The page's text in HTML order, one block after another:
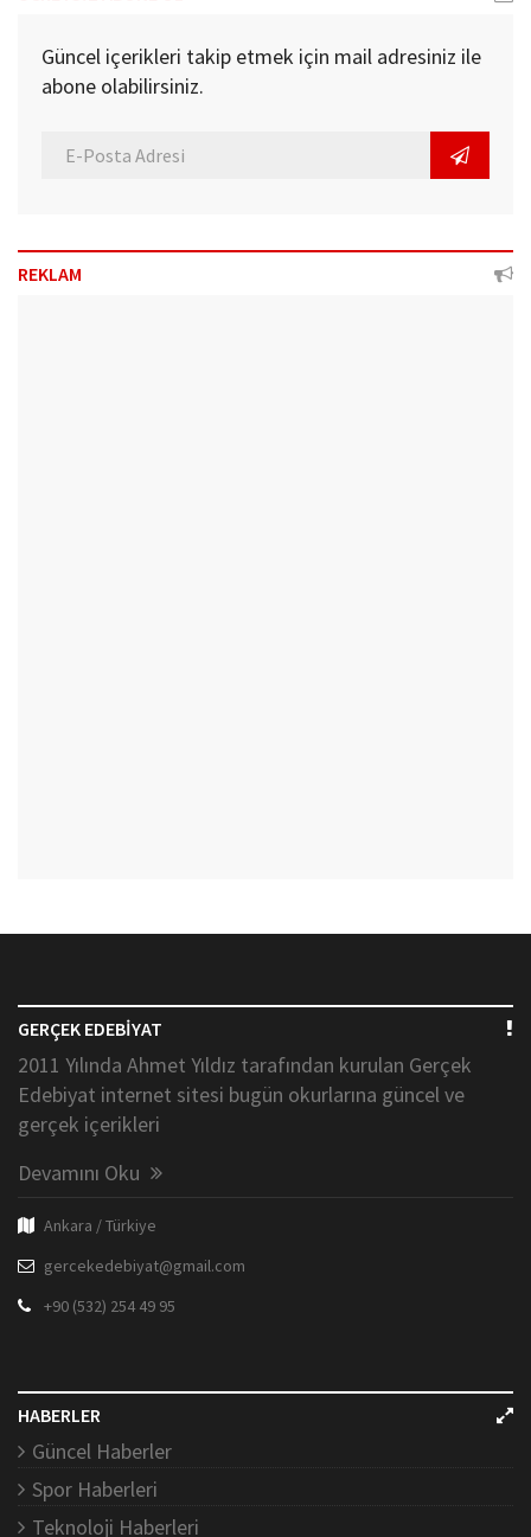
Güncel içerikleri takip etmek için mail adresiniz ile
abone olabilirsiniz.
REKLAM
GERÇEK EDEBİYAT
2011 Yılında Ahmet Yıldız tarafından kurulan Gerçek
Edebiyat internet sitesi bugün okurlarına güncel ve
gerçek içerikleri
Devamını Oku
Ankara / Türkiye
gercekedebiyat@gmail.com
+90 (532) 254 49 95
HABERLER
Güncel Haberler
Spor Haberleri
Teknoloji Haberleri